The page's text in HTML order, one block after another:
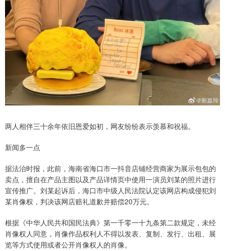
两人相伴三十余年依旧恩爱如初，网友纷纷表示羡慕和祝福。
新闻多一点
据法治时报，此前，海南省海口市一抖音店铺经营商家为展示包包的
卖点，擅自在产品主图以及产品详情页中使用一演员刘某的照片进行
宣传推广。刘某起诉后，海口市中级人民法院认定该网店构成侵犯刘
某肖像权，判决该网店赔礼道歉并赔偿20万元。
根据《中华人民共和国民法典》第一千零一十九条第二款规定，未经
肖像权人同意，肖像作品权利人不得以发表、复制、发行、出租、展
览等方式使用或者公开肖像权人的肖像。